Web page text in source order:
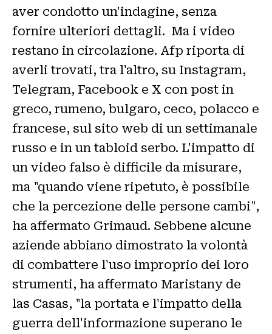
aver condotto un'indagine, senza
fornire ulteriori dettagli. Ma i video
restano in circolazione. Afp riporta di
averli trovati, tra l'altro, su Instagram,
Telegram, Facebook e X con post in
greco, rumeno, bulgaro, ceco, polacco e
francese, sul sito web di un settimanale
russo e in un tabloid serbo. L'impatto di
un video falso è difficile da misurare,
ma "quando viene ripetuto, è possibile
che la percezione delle persone cambi",
ha affermato Grimaud. Sebbene alcune
aziende abbiano dimostrato la volontà
di combattere l'uso improprio dei loro
strumenti, ha affermato Maristany de
las Casas, "la portata e l'impatto della
guerra dell'informazione superano le